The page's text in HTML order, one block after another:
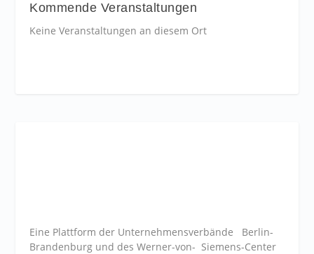
Kommende Veranstaltungen
Keine Veranstaltungen an diesem Ort
Eine Plattform der Unternehmensverbände Berlin-
Brandenburg und des Werner-von- Siemens-Center